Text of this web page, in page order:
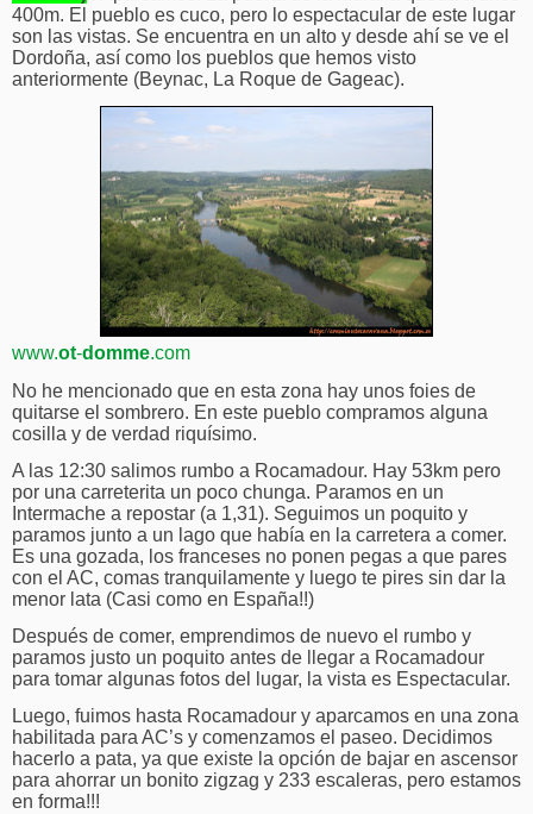
400m. El pueblo es cuco, pero lo espectacular de este lugar
son las vistas. Se encuentra en un alto y desde ahí se ve el
Dordoña, así como los pueblos que hemos visto
anteriormente (Beynac, La Roque de Gageac).
www.ot-domme.com
No he mencionado que en esta zona hay unos foies de
quitarse el sombrero. En este pueblo compramos alguna
cosilla y de verdad riquísimo.
A las 12:30 salimos rumbo a Rocamadour. Hay 53km pero
por una carreterita un poco chunga. Paramos en un
Intermache a repostar (a 1,31). Seguimos un poquito y
paramos junto a un lago que había en la carretera a comer.
Es una gozada, los franceses no ponen pegas a que pares
con el AC, comas tranquilamente y luego te pires sin dar la
menor lata (Casi como en España!!)
Después de comer, emprendimos de nuevo el rumbo y
paramos justo un poquito antes de llegar a Rocamadour
para tomar algunas fotos del lugar, la vista es Espectacular.
Luego, fuimos hasta Rocamadour y aparcamos en una zona
habilitada para AC’s y comenzamos el paseo. Decidimos
hacerlo a pata, ya que existe la opción de bajar en ascensor
para ahorrar un bonito zigzag y 233 escaleras, pero estamos
en forma!!!